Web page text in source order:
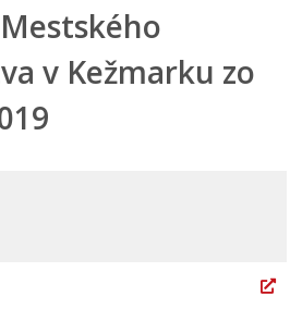
funkcionárov
v Kežmarku zo